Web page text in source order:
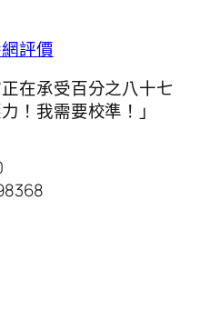
評價
在承受百分之八十七
！我需要校準！」